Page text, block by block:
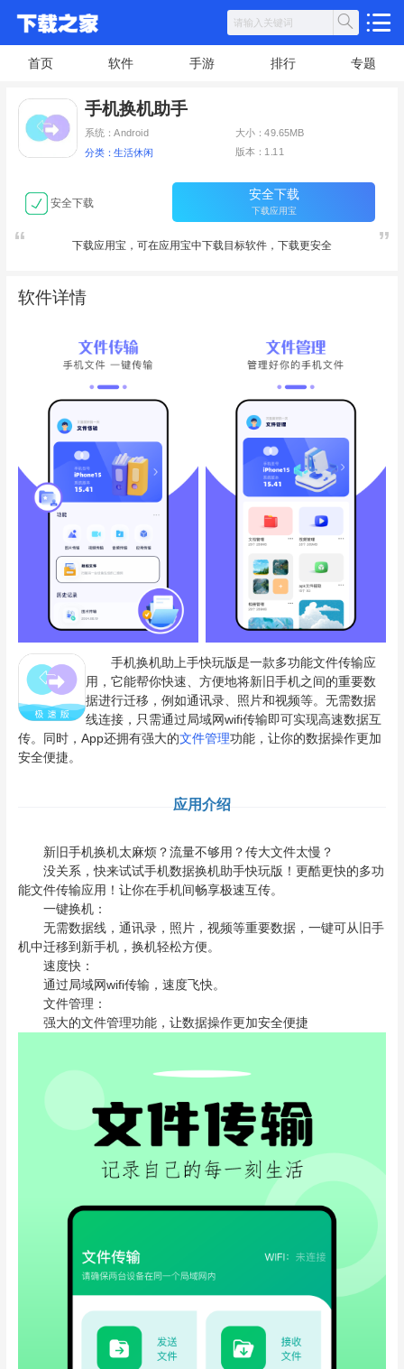
首页 软件 手游 排行 专题
手机换机助手
系统：Android 大小：49.65MB
分类：生活休闲 版本：1.11
安全下载
安全下载
下载应用宝
下载应用宝，可在应用宝中下载目标软件，下载更安全
软件详情
手机换机助上手快玩版是一款多功能文件传输应
用，它能帮你快速、方便地将新旧手机之间的重要数
据进行迁移，例如通讯录、照片和视频等。无需数据
线连接，只需通过局域网wifi传输即可实现高速数据互
传。同时，App还拥有强大的文件管理功能，让你的数据操作更加
安全便捷。
应用介绍
新旧手机换机太麻烦？流量不够用？传大文件太慢？
没关系，快来试试手机数据换机助手快玩版！更酷更快的多功
能文件传输应用！让你在手机间畅享极速互传。
一键换机：
无需数据线，通讯录，照片，视频等重要数据，一键可从旧手
机中迁移到新手机，换机轻松方便。
速度快：
通过局域网wifi传输，速度飞快。
文件管理：
强大的文件管理功能，让数据操作更加安全便捷